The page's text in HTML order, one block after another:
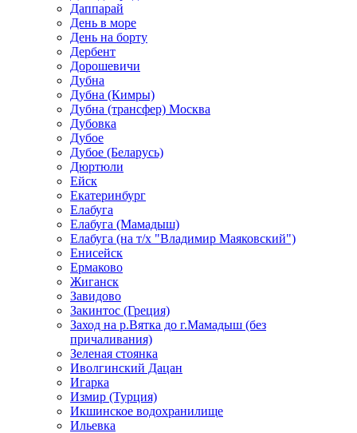
Даппарай
День в море
День на борту
Дербент
Дорошевичи
Дубна
Дубна (Кимры)
Дубна (трансфер) Москва
Дубовка
Дубое
Дубое (Беларусь)
Дюртюли
Ейск
Екатеринбург
Елабуга
Елабуга (Мамадыш)
Елабуга (на т/х "Владимир Маяковский")
Енисейск
Ермаково
Жиганск
Завидово
Закинтос (Греция)
Заход на р.Вятка до г.Мамадыш (без
причаливания)
Зеленая стоянка
Иволгинский Дацан
Игарка
Измир (Турция)
Икшинское водохранилище
Ильевка